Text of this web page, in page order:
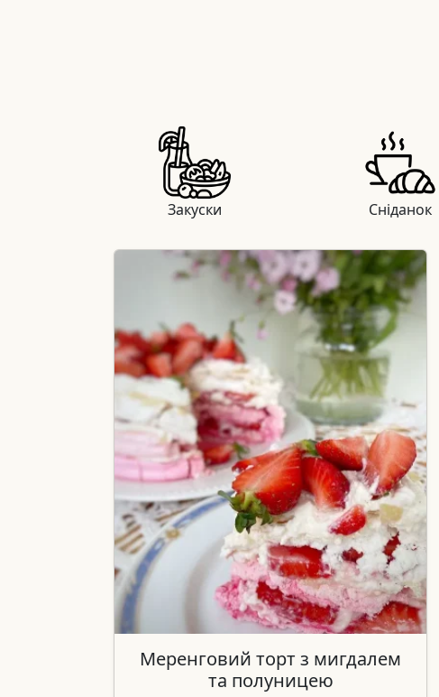
Закуски Сніданок
Меренговий торт з мигдалем
та полуницею